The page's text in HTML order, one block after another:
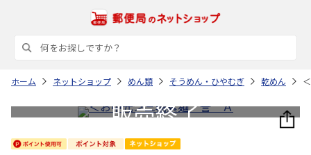
ホーム ネットショップ めん類 そうめん・ひやむぎ 乾めん